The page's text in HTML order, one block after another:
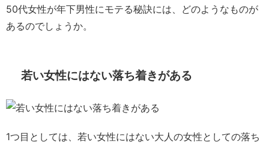
50代女性が年下男性にモテる秘訣には、どのようなものが
あるのでしょうか。
若い女性にはない落ち着きがある
1つ目としては、若い女性にはない大人の女性としての落ち